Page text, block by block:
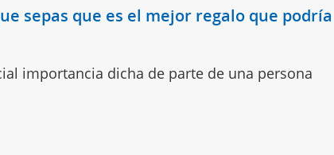
sepas que es el mejor regalo que podría
importancia dicha de parte de una persona